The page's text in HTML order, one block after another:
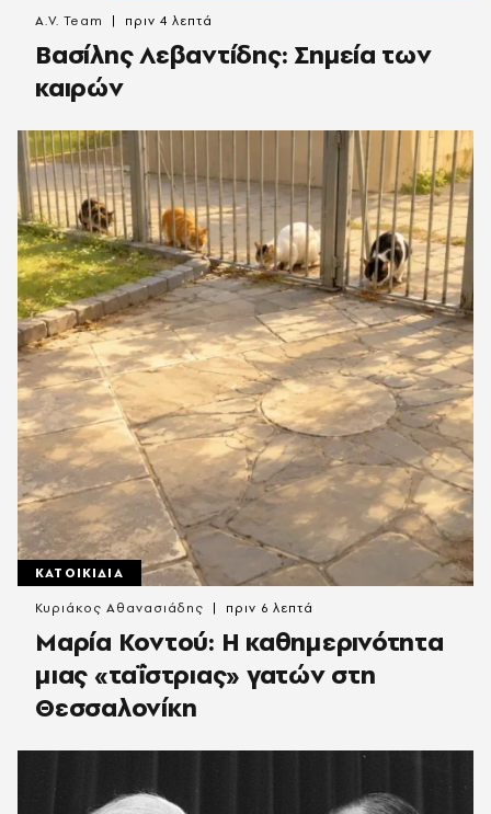
Βασίλης Λεβαντίδης: Σημεία των
καιρών
A.V. Team πριν 4 λεπτά
ΚΑΤΟΙΚΙΔΙΑ
Μαρία Κοντού: Η καθημερινότητα
μιας «ταΐστριας» γατών στη
Θεσσαλονίκη
Κυριάκος Αθανασιάδης πριν 6 λεπτά